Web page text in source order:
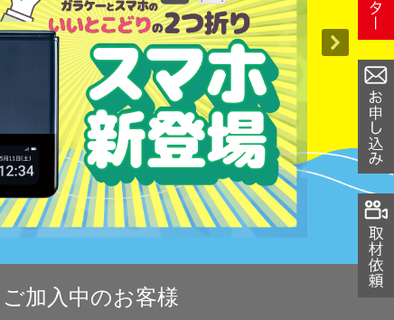
ご加入中のお客様